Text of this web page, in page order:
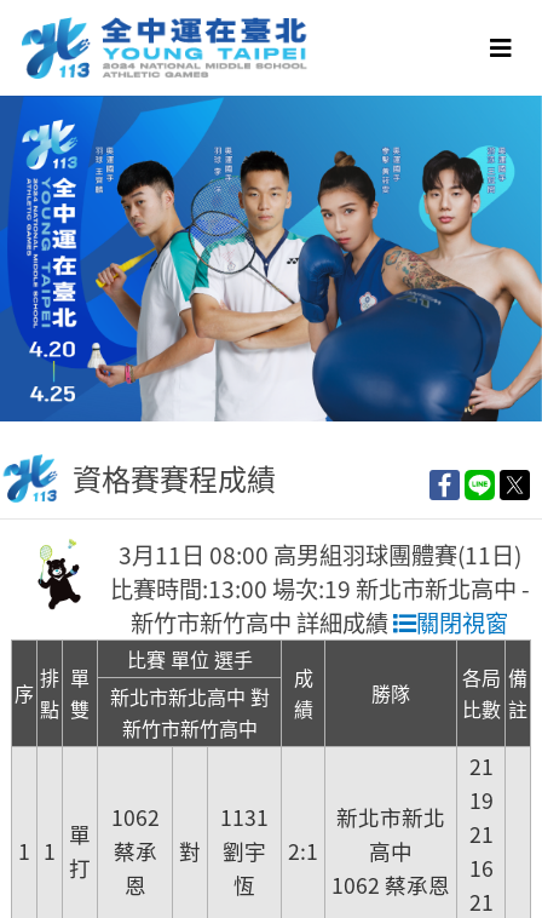
資格賽賽程成績
3月11日 08:00 高男組羽球團體賽(11日)
比賽時間:13:00 場次:19 新北市新北高中 -
新竹市新竹高中 詳細成績
關閉視窗
序
排
點
單
雙
比賽 單位 選手
成
績
勝隊
各局
比數
備
註
新北市新北高中 對
新竹市新竹高中
1 1
單
打
1062
蔡承
恩
對
1131
劉宇
恆
2:1
新北市新北
高中
1062 蔡承恩
21
19
21
16
21